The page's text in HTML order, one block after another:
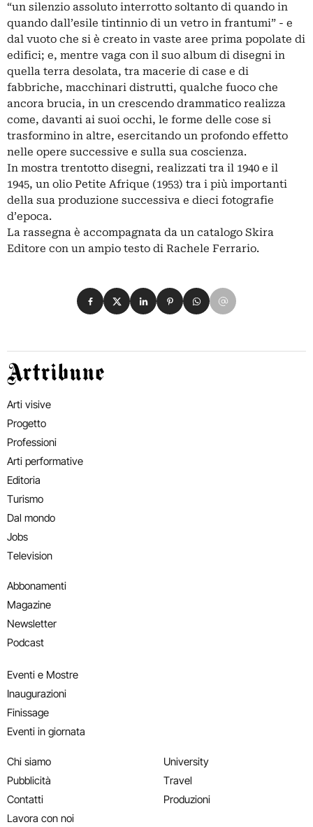
“un silenzio assoluto interrotto soltanto di quando in
quando dall’esile tintinnio di un vetro in frantumi” - e
dal vuoto che si è creato in vaste aree prima popolate di
edifici; e, mentre vaga con il suo album di disegni in
quella terra desolata, tra macerie di case e di
fabbriche, macchinari distrutti, qualche fuoco che
ancora brucia, in un crescendo drammatico realizza
come, davanti ai suoi occhi, le forme delle cose si
trasformino in altre, esercitando un profondo effetto
nelle opere successive e sulla sua coscienza.
In mostra trentotto disegni, realizzati tra il 1940 e il
1945, un olio Petite Afrique (1953) tra i più importanti
della sua produzione successiva e dieci fotografie
d’epoca.
La rassegna è accompagnata da un catalogo Skira
Editore con un ampio testo di Rachele Ferrario.
Condividi su Facebook
Condividi su X
Condividi su LinkedIn
Condividi su Pinterest
Condividi su WhatsApp
Condividi su Email
Artribune
Arti visive
Progetto
Professioni
Arti performative
Editoria
Turismo
Dal mondo
Jobs
Television
Abbonamenti
Magazine
Newsletter
Podcast
Eventi e Mostre
Inaugurazioni
Finissage
Eventi in giornata
Chi siamo
Pubblicità
Contatti
Lavora con noi
University
Travel
Produzioni